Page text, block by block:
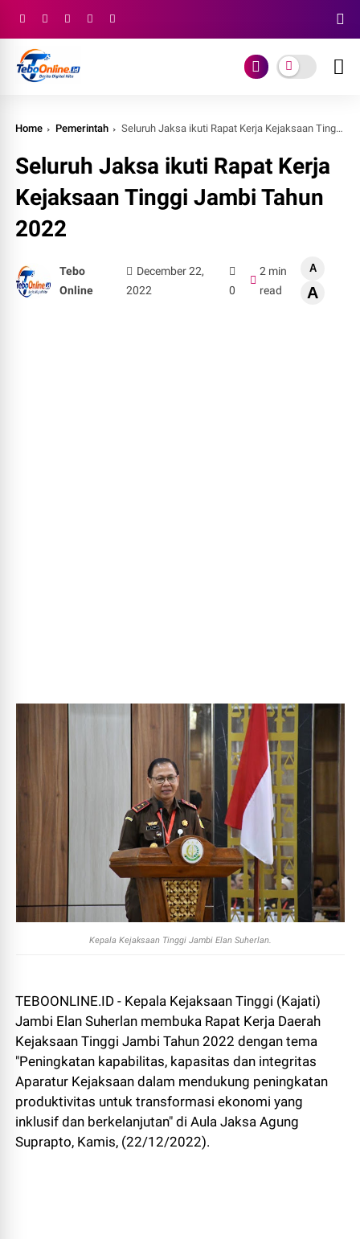
Home Pemerintah Seluruh Jaksa ikuti Rapat Kerja Kejaksaan Tinggi Jambi Tahun 2022
Seluruh Jaksa ikuti Rapat Kerja
Kejaksaan Tinggi Jambi Tahun
2022
Tebo
Online
December 22,
2022
0
2 min
read
A
A
Kepala Kejaksaan Tinggi Jambi Elan Suherlan.
TEBOONLINE.ID - Kepala Kejaksaan Tinggi (Kajati)
Jambi Elan Suherlan membuka Rapat Kerja Daerah
Kejaksaan Tinggi Jambi Tahun 2022 dengan tema
"Peningkatan kapabilitas, kapasitas dan integritas
Aparatur Kejaksaan dalam mendukung peningkatan
produktivitas untuk transformasi ekonomi yang
inklusif dan berkelanjutan" di Aula Jaksa Agung
Suprapto, Kamis, (22/12/2022).